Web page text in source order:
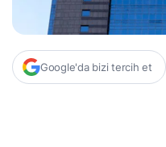
Google'da bizi tercih et